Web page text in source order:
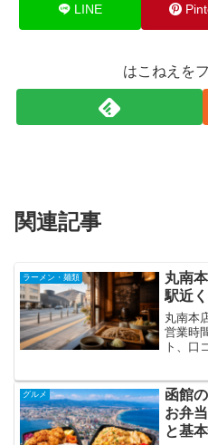
LINE
はこねえを
関連記事
ラーメン・麺類
丸南
駅近
丸南本
営業時
ト、口
グルメ
函館
お弁
と基